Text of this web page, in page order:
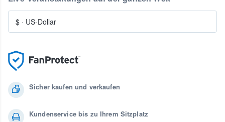
Sicher kaufen und verkaufen
Kundenservice bis zu Ihrem Sitzplatz
$ · US-Dollar